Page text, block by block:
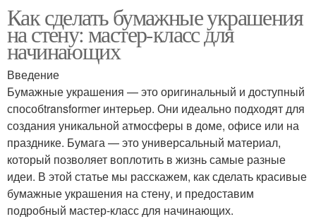
Как сделать бумажные украшения
на стену: мастер-класс для
начинающих
Введение
Бумажные украшения — это оригинальный и доступный
способtransformer интерьер. Они идеально подходят для
создания уникальной атмосферы в доме, офисе или на
празднике. Бумага — это универсальный материал,
который позволяет воплотить в жизнь самые разные
идеи. В этой статье мы расскажем, как сделать красивые
бумажные украшения на стену, и предоставим
подробный мастер-класс для начинающих.